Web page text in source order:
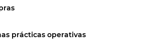
prácticas operativas